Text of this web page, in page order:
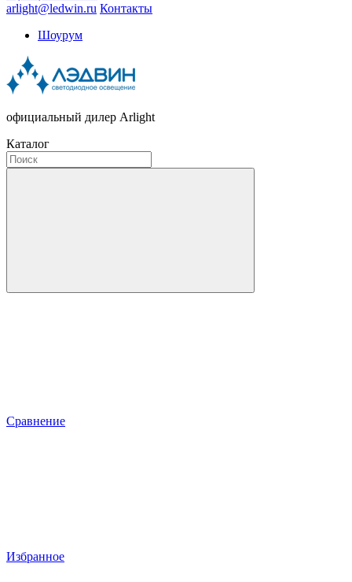
arlight@ledwin.ru Контакты
Шоурум
официальный дилер Arlight
Каталог
Сравнение
Избранное